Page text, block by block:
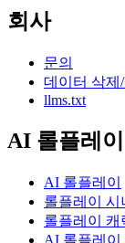
회사
문의
데이터 삭제
llms.txt
AI 롤플레이
AI 롤플레이
롤플레이 시
롤플레이 캐